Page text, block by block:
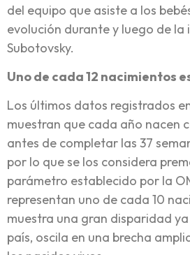
del equipo que asiste a los
evolución durante y luego de
Subotovsky.
Uno de cada 12 nacimientos
Los últimos datos registrados
muestran que cada año nacen
antes de completar las 37
por lo que se los considera
parámetro establecido por la
representan uno de cada 10
muestra una gran disparidad
país, oscila en una brecha